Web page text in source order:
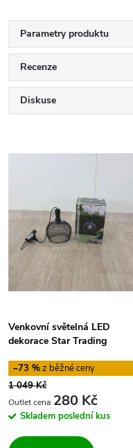
Parametry produktu
Recenze
Diskuse
Venkovní světelná LED
dekorace Star Trading
–73 %
1 049 Kč
280 Kč
Skladem poslední kus